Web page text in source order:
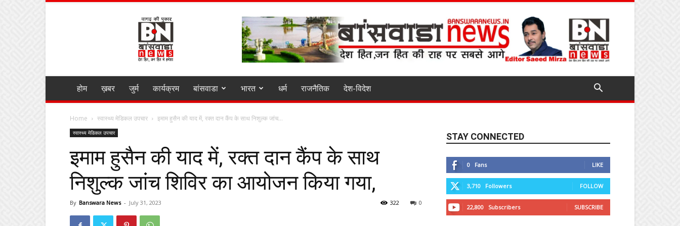
BANSWARA
NEWS
MIRZA
होम ख़बर जुर्म कार्यक्रम बांसवाडा भारत धर्म राजनैतिक देश-विदेश
Home स्वास्थ्य मेडिकल उपचार इमाम हुसैन की याद में, रक्त दान कैंप के साथ निशुल्क जांच...
स्वास्थ्य मेडिकल उपचार
इमाम हुसैन की याद में, रक्त दान कैंप के साथ
निशुल्क जांच शिविर का आयोजन किया गया,
By Banswara News - July 31, 2023 0
322
STAY CONNECTED
0 Fans LIKE
3,710 Followers FOLLOW
22,800 Subscribers SUBSCRIBE